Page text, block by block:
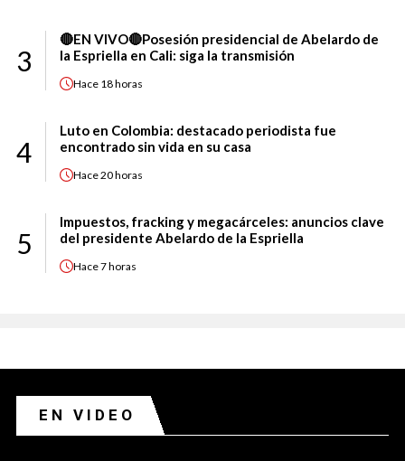
3
🔴EN VIVO🔴Posesión presidencial de Abelardo de
la Espriella en Cali: siga la transmisión
Hace 18 horas
4
Luto en Colombia: destacado periodista fue
encontrado sin vida en su casa
Hace20 horas
5
Impuestos, fracking y megacárceles: anuncios clave
del presidente Abelardo de la Espriella
Hace7 horas
EN VIDEO